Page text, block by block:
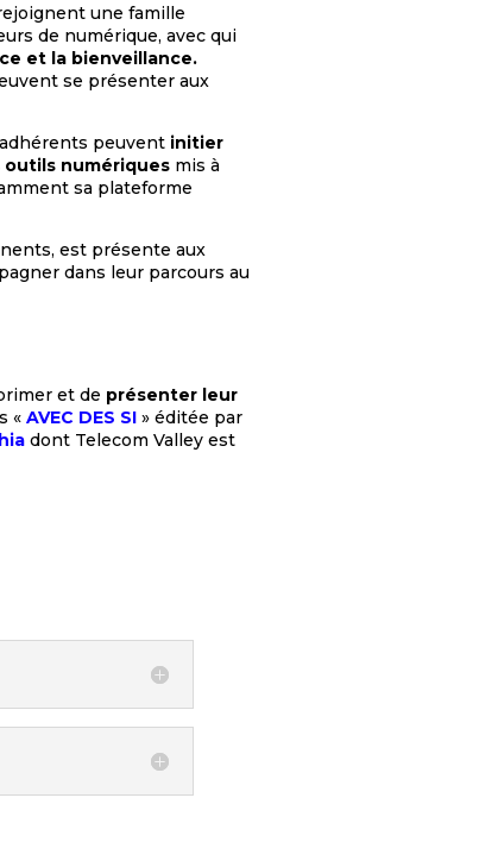
une famille
de numérique, avec qui
et la bienveillance.
se présenter aux
peuvent initier
outils numériques mis à
sa plateforme
est présente aux
dans leur parcours au
et de présenter leur
«AVEC DES SI » éditée par
dont Telecom Valley est